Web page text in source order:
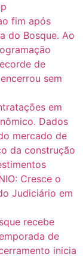
fim após
do Bosque. Ao
de
sem
em
Dados
mercado de
da construção
Cresce o
Judiciário em
recebe
de
inicia